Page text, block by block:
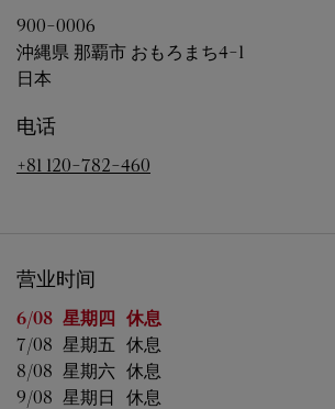
900-0006
沖縄県 那覇市 おもろまち4-1
日本
电话
+81 120-782-460
营业时间
星期营业时间
6/08 星期四 休息
7/08 星期五 休息
8/08 星期六 休息
9/08 星期日
休息